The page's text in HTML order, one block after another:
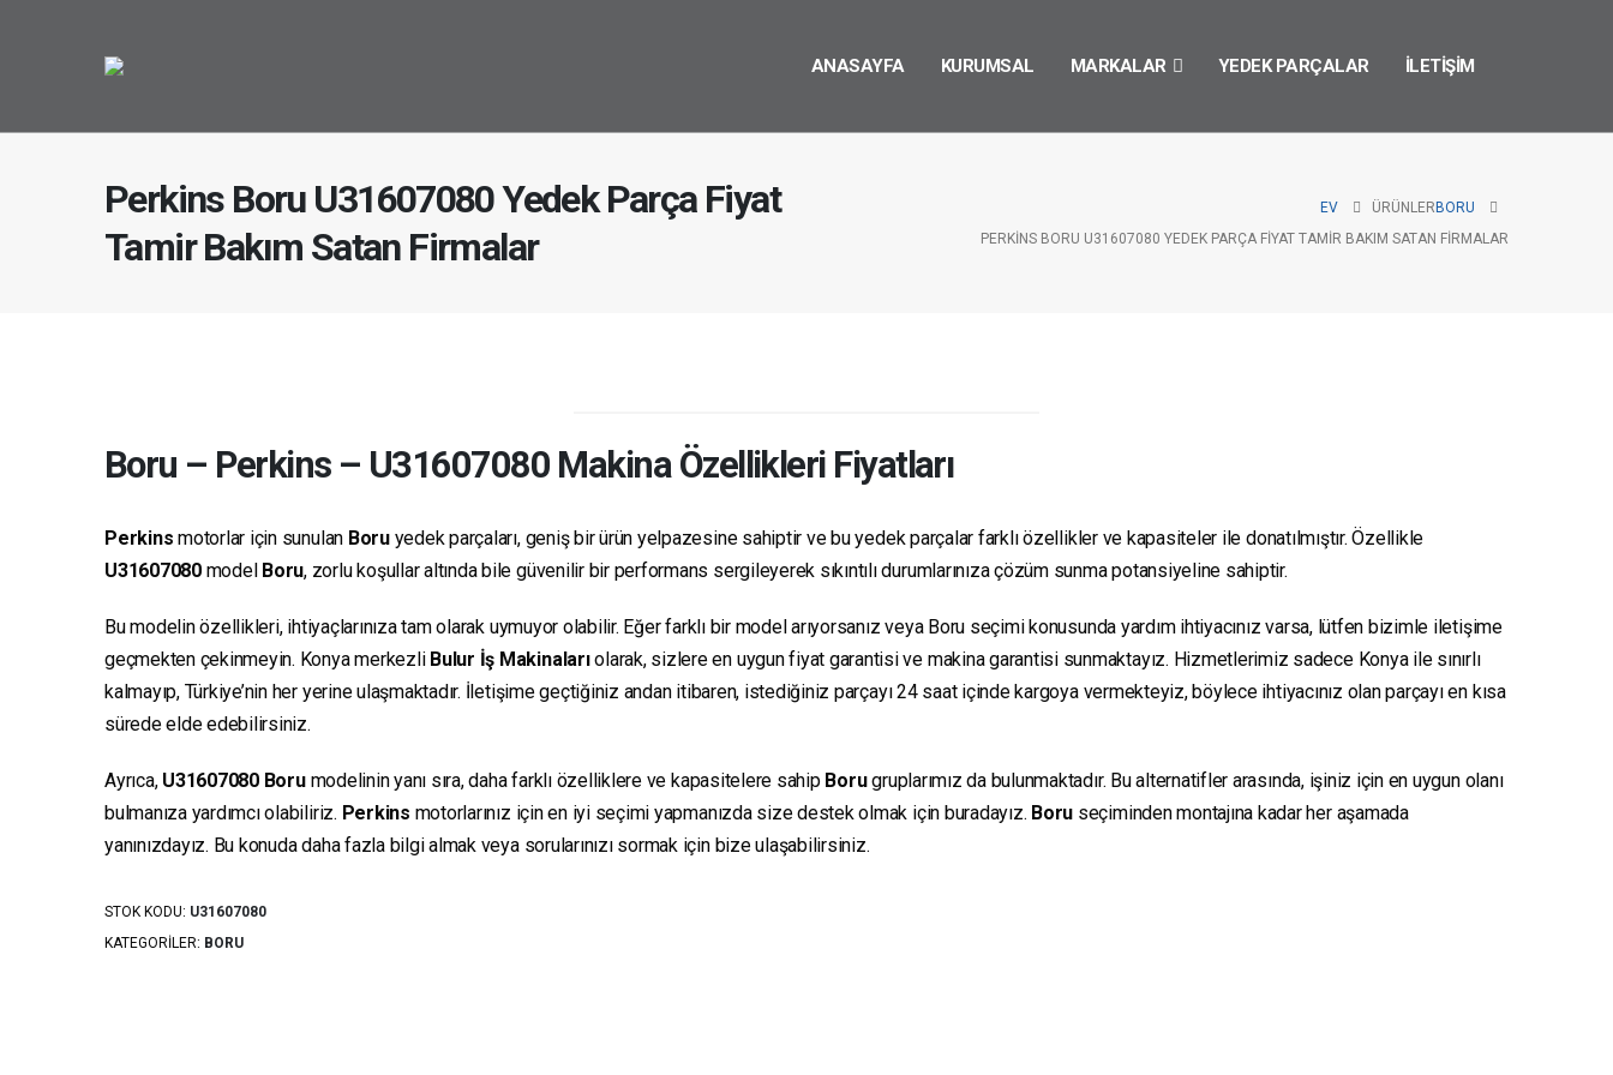
ANASAYFA KURUMSAL MARKALAR YEDEK PARÇALAR İLETIŞIM
Perkins Boru U31607080 Yedek Parça Fiyat
Tamir Bakım Satan Firmalar
EV ÜRÜNLER BORU
PERKINS BORU U31607080 YEDEK PARÇA FIYAT TAMIR BAKIM SATAN FIRMALAR
Boru – Perkins– U31607080 Makina Özellikleri Fiyatları
Perkins motorlar için sunulan Boruyedek parçaları, geniş bir ürün yelpazesine sahiptir ve bu yedek parçalar farklı özellikler ve kapasiteler ile donatılmıştır. Özellikle
U31607080model Boru, zorlu koşullar altında bile güvenilir bir performans sergileyerek sıkıntılı durumlarınıza çözüm sunma potansiyeline sahiptir.
Bu modelin özellikleri, ihtiyaçlarınıza tam olarak uymuyor olabilir. Eğer farklı bir model arıyorsanız veya Boru seçimi konusunda yardım ihtiyacınız varsa, lütfen bizimle iletişime
geçmekten çekinmeyin. Konya merkezli Bulur İş Makinalarıolarak, sizlere en uygun fiyat garantisi ve makina garantisi sunmaktayız. Hizmetlerimiz sadece Konya ile sınırlı
kalmayıp, Türkiye’nin her yerine ulaşmaktadır. İletişime geçtiğiniz andan itibaren, istediğiniz parçayı 24 saat içinde kargoya vermekteyiz, böylece ihtiyacınız olan parçayı en kısa
sürede elde edebilirsiniz.
Ayrıca, U31607080 Borumodelinin yanı sıra, daha farklı özelliklere ve kapasitelere sahip Borugruplarımız da bulunmaktadır. Bu alternatifler arasında, işiniz için en uygun olanı
bulmanıza yardımcı olabiliriz. Perkins motorlarınız için en iyi seçimi yapmanızda size destek olmak için buradayız. Boru seçiminden montajına kadar her aşamada
yanınızdayız. Bu konuda daha fazla bilgi almak veya sorularınızı sormak için bize ulaşabilirsiniz.
STOK KODU: U31607080
KATEGORILER: BORU